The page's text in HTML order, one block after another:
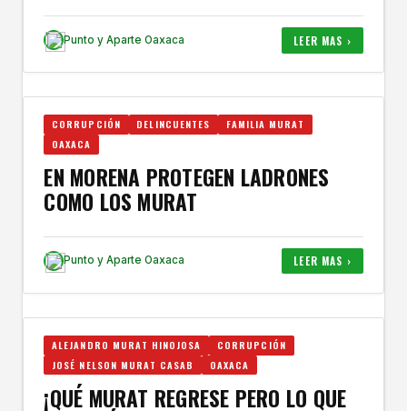
Punto y Aparte Oaxaca LEER MAS ›
CORRUPCIÓN DELINCUENTES
FAMILIA MURAT
OAXACA
EN MORENA PROTEGEN LADRONES
COMO LOS MURAT
Punto y Aparte Oaxaca LEER MAS ›
ALEJANDRO MURAT HINOJOSA
CORRUPCIÓN
JOSÉ NELSON MURAT CASAB
OAXACA
¡QUÉ MURAT REGRESE PERO LO QUE